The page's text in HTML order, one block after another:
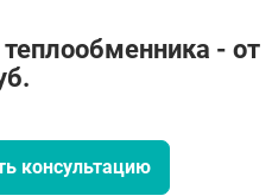
- от
консультацию